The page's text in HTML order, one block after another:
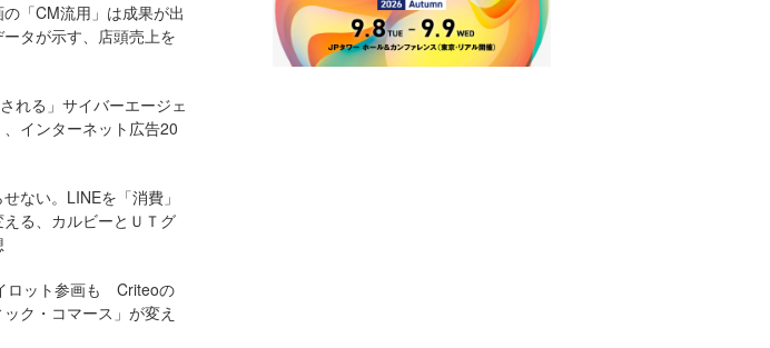
「CM流用」は成果が出
タが示す、店頭売上を
される」サイバーエージェ
インターネット広告20
ない。LINEを「消費」
る、カルビーとＵＴグ
ロット参画も Criteoの
ック・コマース」が変え